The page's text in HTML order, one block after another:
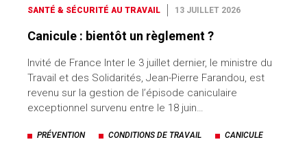
SANTÉ & SÉCURITÉ AU TRAVAIL 13 JUILLET 2026
Canicule : bientôt un règlement ?
Invité de France Inter le 3 juillet dernier, le ministre du
Travail et des Solidarités, Jean-Pierre Farandou, est
revenu sur la gestion de l’épisode caniculaire
exceptionnel survenu entre le 18 juin…
PRÉVENTION CONDITIONS DE TRAVAIL CANICULE